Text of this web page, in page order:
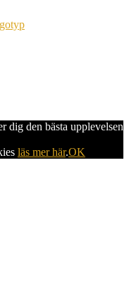
dig den bästa upplevelsen
läs mer här.OK